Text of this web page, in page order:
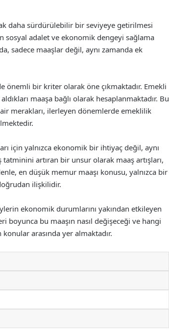
daha sürdürülebilir bir seviyeye getirilmesi
sosyal adalet ve ekonomik dengeyi sağlama
sadece maaşlar değil, aynı zamanda ek
önemli bir kriter olarak öne çıkmaktadır. Emekli
maaşa bağlı olarak hesaplanmaktadır. Bu
merakları, ilerleyen dönemlerde emeklilik
için yalnızca ekonomik bir ihtiyaç değil, aynı
artıran bir unsur olarak maaş artışları,
en düşük memur maaşı konusu, yalnızca bir
ilişkilidir.
ekonomik durumlarını yakından etkileyen
bu maaşın nasıl değişeceği ve hangi
konular arasında yer almaktadır.